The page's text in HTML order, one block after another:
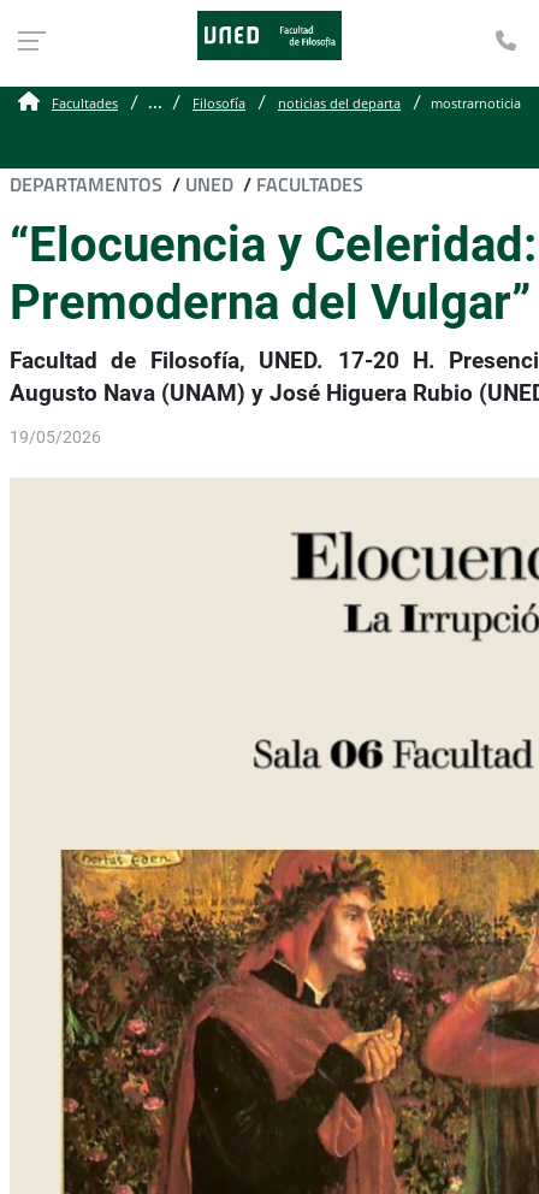
Facultades ... Filosofía noticias del departa mostrarnoticia
DEPARTAMENTOS / UNED / FACULTADES
“Elocuencia y
Premoderna del
Facultad de Filosofía, UNED. 17-20 H.
Augusto Nava (UNAM) y José Higuera Rubio
19/05/2026